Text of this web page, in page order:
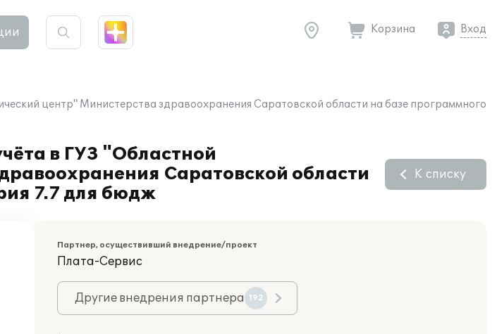
Корзина Вход
центр" Министерства здравоохранения Саратовской области на базе программного
в ГУЗ "Областной
Саратовской области
7.7 для бюдж
К списку
Партнер, осуществивший внедрение/проект
Плата-Сервис
Другие внедрения партнера 192